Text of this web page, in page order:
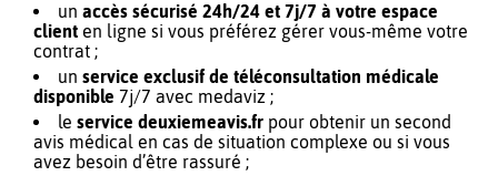
un accès sécurisé 24h/24 et 7j/7 à votre espace
client en ligne si vous préférez gérer vous-même votre
contrat ;
un service exclusif de téléconsultation médicale
disponible 7j/7 avec medaviz ;
le service deuxiemeavis.fr pour obtenir un second
avis médical en cas de situation complexe ou si vous
avez besoin d’être rassuré ;